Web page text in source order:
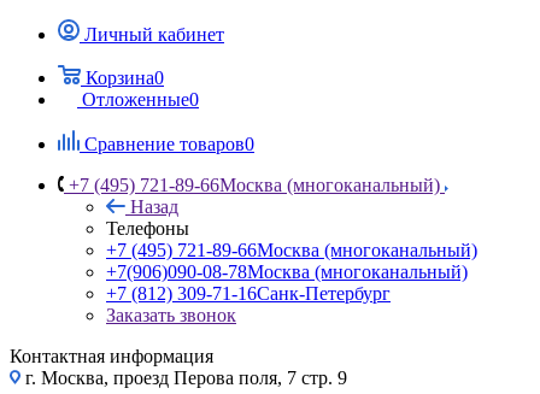
Личный кабинет
Корзина0
Отложенные0
Сравнение товаров0
+7 (495) 721-89-66Москва (многоканальный)
Назад
Телефоны
+7 (495) 721-89-66Москва (многоканальный)
+7(906)090-08-78Москва (многоканальный)
+7 (812) 309-71-16Санк-Петербург
Заказать звонок
Контактная информация
г. Москва, проезд Перова поля, 7 стр. 9